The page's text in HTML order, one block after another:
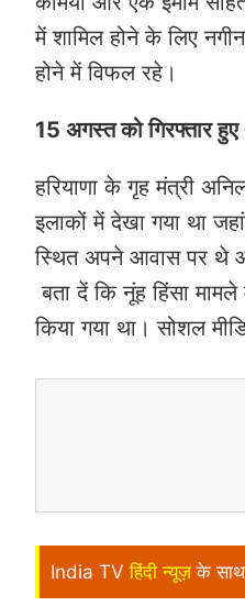
में शामिल होने के लिए
होने में विफल रहे।
15 अगस्त को गिरफ्तार
हरियाणा के गृह मंत्री
इलाकों में देखा गया था
स्थित अपने आवास पर थे
बता दें कि नूंह हिंसा
किया गया था। सोशल
India TV हिंदी न्यूज़ के साथ